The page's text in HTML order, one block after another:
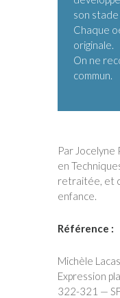
son stade
Chaque
originale.
On ne
commun.
Par
en
retraitée, et
enfance.
Référence :
Michèle
Expression
322-321 —